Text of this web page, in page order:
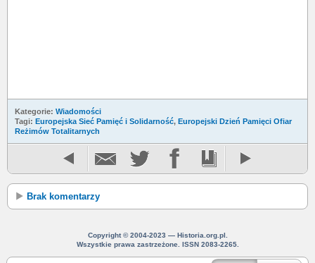
Kategorie: Wiadomości
Tagi: Europejska Sieć Pamięć i Solidarność, Europejski Dzień Pamięci Ofiar
Reżimów Totalitarnych
Brak komentarzy
Copyright © 2004-2023 — Historia.org.pl.
Wszystkie prawa zastrzeżone. ISSN 2083-2265.